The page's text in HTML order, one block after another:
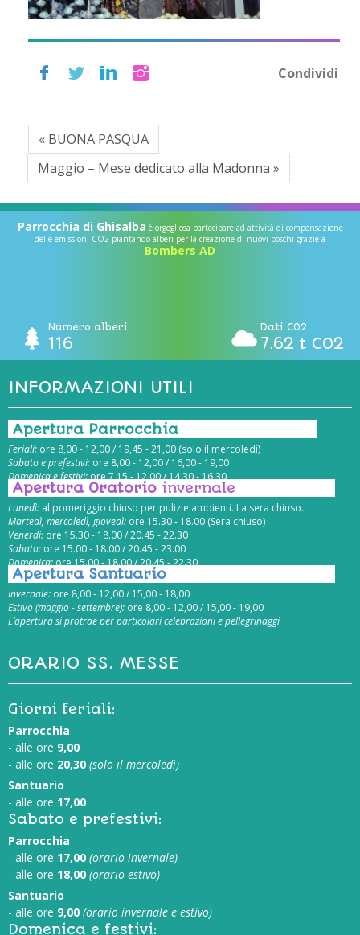
Condividi
« BUONA PASQUA
Maggio – Mese dedicato alla Madonna »
Parrocchia di Ghisalba è orgogliosa partecipare ad attività di compensazione
delle emissioni CO2 piantando alberi per la creazione di nuovi boschi grazie a
Bombers AD
Numero alberi
116
Dati CO2
7.62 t CO2
INFORMAZIONI UTILI
Apertura Parrocchia
Feriali: ore 8,00 - 12,00 / 19,45 - 21,00 (solo il mercoledì)
Sabato e prefestivi: ore 8,00 - 12,00 / 16,00 - 19,00
Domenica e festivi:ore 7,15 - 12,00 / 14,30 - 16,30
Apertura Oratorio invernale
Lunedì: al pomeriggio chiuso per pulizie ambienti. La sera chiuso.
Martedì, mercoledì, giovedì: ore 15.30 - 18.00 (Sera chiuso)
Venerdì: ore 15.30 - 18.00 / 20.45 - 22.30
Sabato: ore 15.00 - 18.00 / 20.45 - 23.00
Domenica:ore 15.00 - 18.00 / 20.45 - 22.30
Apertura Santuario
Invernale: ore 8,00 - 12,00 / 15,00 - 18,00
Estivo (maggio - settembre): ore 8,00 - 12,00 / 15,00 - 19,00
L’apertura si protrae per particolari celebrazioni e pellegrinaggi
ORARIO SS. MESSE
Giorni feriali:
Parrocchia
- alle ore 9,00
- alle ore 20,30 (solo il mercoledì)
Santuario
- alle ore 17,00
Sabato e prefestivi:
Parrocchia
- alle ore 17,00 (orario invernale)
- alle ore 18,00 (orario estivo)
Santuario
- alle ore 9,00 (orario invernale e estivo)
Domenica e festivi: